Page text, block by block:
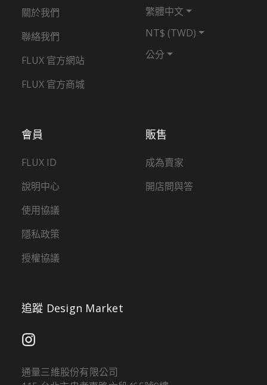
販售
成為賣家
開店問與答
會員
FLUX ID
說明中心
使用協議
隱私政策
授權協議
關於我們
聯絡我們
FLUX 官方網站
FLUX 官方商城
繁體中文
NT$ (TWD)
公分
追蹤 Design Market
通量三維股份有限公司